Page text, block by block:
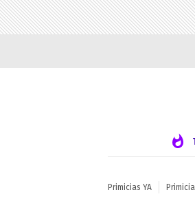
Primicias YA